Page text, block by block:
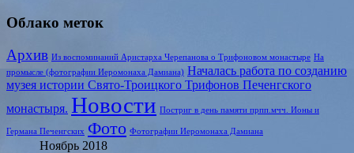
Облако меток
Архив Из воспоминаний Аристарха Черепанова о Трифоновом монастыре На
промысле (фотографии Иеромонаха Дамиана) Началась работа по созданию
музея истории Свято-Троицкого Трифонов Печенгского
монастыря. Новости Постриг в день памяти прпп.мчч. Ионы и
Германа Печенгских Фото Фотографии Иеромонаха Дамиана
Ноябрь 2018